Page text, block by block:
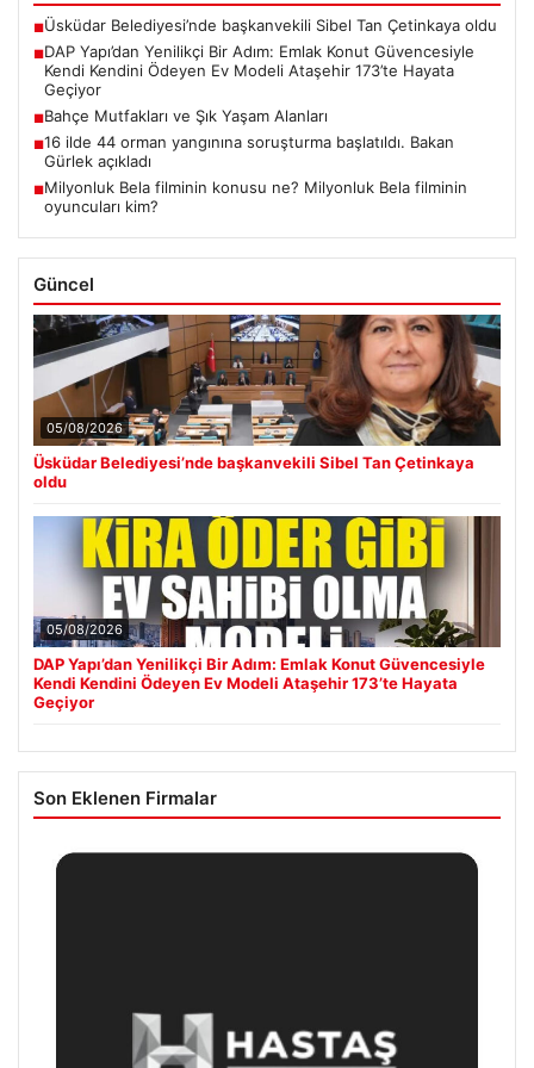
■Üsküdar Belediyesi’nde başkanvekili Sibel Tan Çetinkaya oldu
■DAP Yapı’dan Yenilikçi Bir Adım: Emlak Konut Güvencesiyle
Kendi Kendini Ödeyen Ev Modeli Ataşehir 173’te Hayata
Geçiyor
■Bahçe Mutfakları ve Şık Yaşam Alanları
■16 ilde 44 orman yangınına soruşturma başlatıldı. Bakan
Gürlek açıkladı
■Milyonluk Bela filminin konusu ne? Milyonluk Bela filminin
oyuncuları kim?
Güncel
05/08/2026
Üsküdar Belediyesi’nde başkanvekili Sibel Tan Çetinkaya
oldu
05/08/2026
DAP Yapı’dan Yenilikçi Bir Adım: Emlak Konut Güvencesiyle
Kendi Kendini Ödeyen Ev Modeli Ataşehir 173’te Hayata
Geçiyor
Son Eklenen Firmalar